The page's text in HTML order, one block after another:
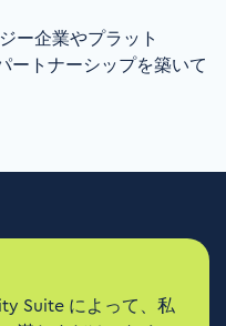
ー企業やプラット
ートナーシップを築いて
Suite によって、私